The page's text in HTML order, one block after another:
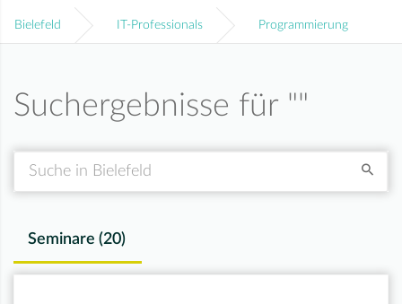
Bielefeld IT-Professionals Programmierung
Suchergebnisse für ""
Seminare (20)